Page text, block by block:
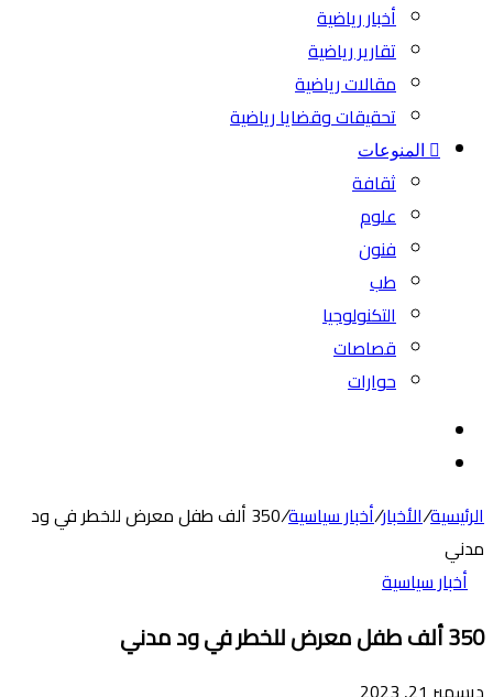
أخبار رياضية
تقارير رياضية
مقالات رياضية
تحقيقات وقضايا رياضية
المنوعات
ثقافة
علوم
فنون
طب
التكنولوجيا
قصاصات
حوارات
الرئيسية/الأخبار/أخبار سياسية/
350 ألف طفل معرض للخطر في ود
مدني
أخبار سياسية
350 ألف طفل معرض للخطر في ود مدني